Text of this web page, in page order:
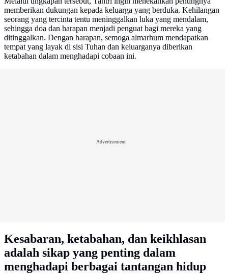
memberikan dukungan kepada keluarga yang berduka. Kehilangan
seorang yang tercinta tentu meninggalkan luka yang mendalam,
sehingga doa dan harapan menjadi penguat bagi mereka yang
ditinggalkan. Dengan harapan, semoga almarhum mendapatkan
tempat yang layak di sisi Tuhan dan keluarganya diberikan
ketabahan dalam menghadapi cobaan ini.
Advertisement
Kesabaran, ketabahan, dan keikhlasan
adalah sikap yang penting dalam
menghadapi berbagai tantangan hidup